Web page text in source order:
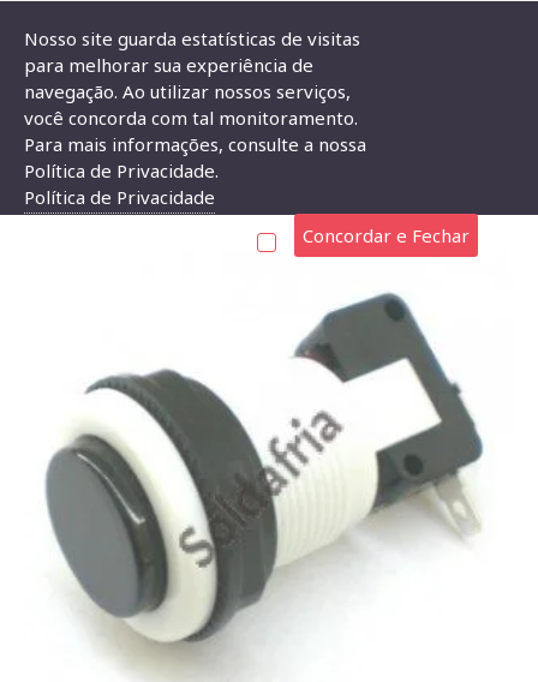
Chave PBS-29 Preta (Tipo Push Button)
CHAVE PBS-29 PRETA (TIPO PUSH BUTTON)
Nosso site guarda estatísticas de visitas
para melhorar sua experiência de
navegação. Ao utilizar nossos serviços,
você concorda com tal monitoramento.
Para mais informações, consulte a nossa
Política de Privacidade.
Política de Privacidade
Concordar e Fechar